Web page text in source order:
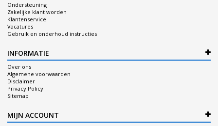
Ondersteuning
Zakelijke klant worden
Klantenservice
Vacatures
Gebruik en onderhoud instructies
INFORMATIE
Over ons
Algemene voorwaarden
Disclaimer
Privacy Policy
Sitemap
MIJN ACCOUNT